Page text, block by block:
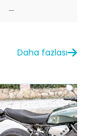
—
Daha fazlası